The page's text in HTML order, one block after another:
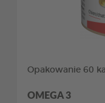
Opakowanie 60
OMEGA 3